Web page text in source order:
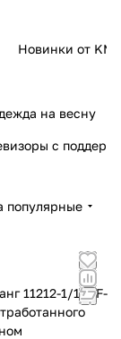
Новинки от KMI
на весну
с
популярные
11212-1/188F-